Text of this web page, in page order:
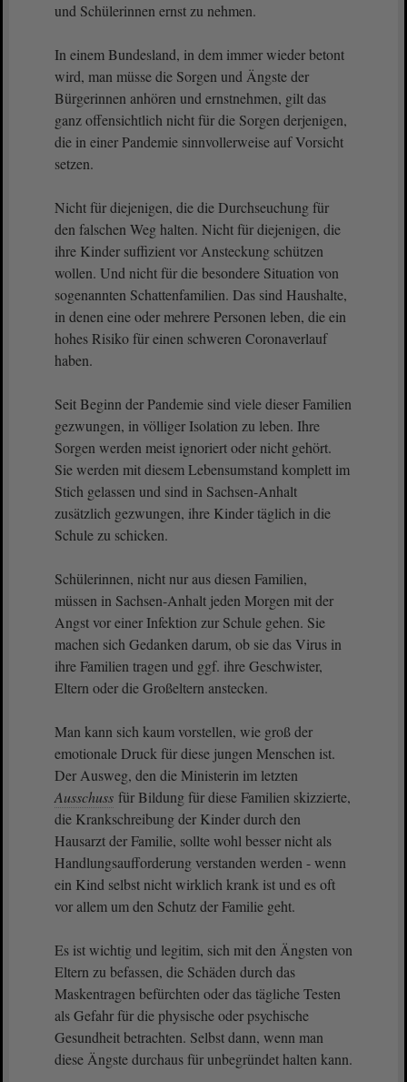
und Schülerinnen ernst zu nehmen.
In einem Bundesland, in dem immer wieder betont
wird, man müsse die Sorgen und Ängste der
Bürgerinnen anhören und ernstnehmen, gilt das
ganz offensichtlich nicht für die Sorgen derjenigen,
die in einer Pandemie sinnvollerweise auf Vorsicht
setzen.
Nicht für diejenigen, die die Durchseuchung für
den falschen Weg halten. Nicht für diejenigen, die
ihre Kinder suffizient vor Ansteckung schützen
wollen. Und nicht für die besondere Situation von
sogenannten Schattenfamilien. Das sind Haushalte,
in denen eine oder mehrere Personen leben, die ein
hohes Risiko für einen schweren Coronaverlauf
haben.
Seit Beginn der Pandemie sind viele dieser Familien
gezwungen, in völliger Isolation zu leben. Ihre
Sorgen werden meist ignoriert oder nicht gehört.
Sie werden mit diesem Lebensumstand komplett im
Stich gelassen und sind in Sachsen-Anhalt
zusätzlich gezwungen, ihre Kinder täglich in die
Schule zu schicken.
Schülerinnen, nicht nur aus diesen Familien,
müssen in Sachsen-Anhalt jeden Morgen mit der
Angst vor einer Infektion zur Schule gehen. Sie
machen sich Gedanken darum, ob sie das Virus in
ihre Familien tragen und ggf. ihre Geschwister,
Eltern oder die Großeltern anstecken.
Man kann sich kaum vorstellen, wie groß der
emotionale Druck für diese jungen Menschen ist.
Der Ausweg, den die Ministerin im letzten
Ausschuss für Bildung für diese Familien skizzierte,
die Krankschreibung der Kinder durch den
Hausarzt der Familie, sollte wohl besser nicht als
Handlungsaufforderung verstanden werden - wenn
ein Kind selbst nicht wirklich krank ist und es oft
vor allem um den Schutz der Familie geht.
Es ist wichtig und legitim, sich mit den Ängsten von
Eltern zu befassen, die Schäden durch das
Maskentragen befürchten oder das tägliche Testen
als Gefahr für die physische oder psychische
Gesundheit betrachten. Selbst dann, wenn man
diese Ängste durchaus für unbegründet halten kann.